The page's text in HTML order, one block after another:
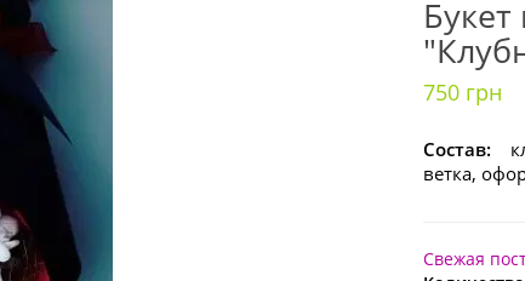
750 грн
Состав:
ветка,
Свежая